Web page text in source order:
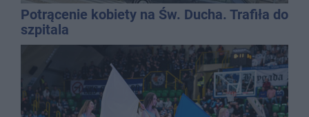
Potrącenie kobiety na Św. Ducha. Trafiła do
szpitala